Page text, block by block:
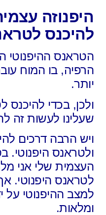
היפנוזה
להיכנס
הטראנס ההיפנוטי
הרפיה,בו המוח
יותר.
ולכן, בכדי להיכנס
שעלינו לעשות זה
ויש הרבה דרכים
ולטראנס היפנוטי.
לטראנס היפנוטי.
למצב ההיפנוטי על
ומלאות.